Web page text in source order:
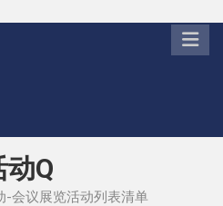
Q
-会议展览活动列表清单